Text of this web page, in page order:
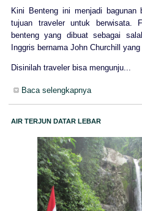
Kini Benteng ini menjadi
tujuan traveler untuk berwisata.
benteng yang dibuat sebagai
Inggris bernama John Churchill
Disinilah traveler bisa mengunju...
Baca selengkapnya
AIR TERJUN DATAR LEBAR